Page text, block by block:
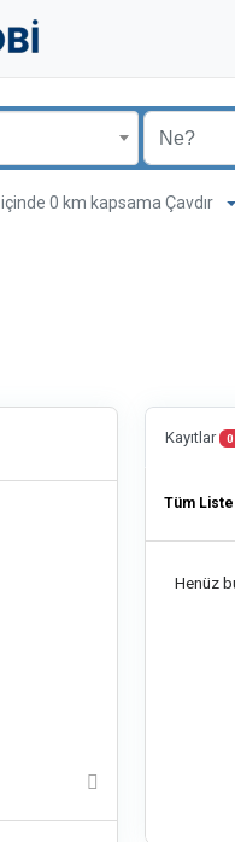
0 km kapsama Çavdır
Kayıtlar 0
Tüm
Henüz